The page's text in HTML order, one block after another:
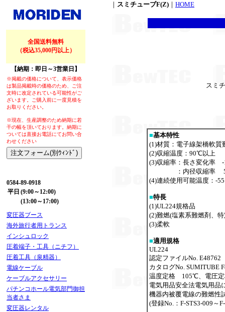
｜ スミチューブF(Z) ｜ HOME
スミ
■基本特性
(1)材質：電子線架橋軟質
(2)収縮温度：90℃以上
(3)収縮率：長さ変化率 -
：内径収縮率
(4)連続使用可能温度：-
■特長
(1)UL224規格品
(2)難燃(塩素系難燃剤、
(3)柔軟
■適用規格
UL224
認定ファイルNo. E48762
カタログNo. SUMITUBE
温度定格 105℃、電圧
電気用品安全法電気用品
機器内被覆電線の難燃性
(登録No.：F-STS3-009～
全国送料無料
（税込35,000円以上）
【納期：即日～3営業日】
※掲載の価格について、表示価格
は製品掲載時の価格のため、ご注
文時に改定されている可能性がご
ざいます。ご購入前に一度見積を
お取りください。
※現在、生産調整のため納期に若
干の幅を頂いております。納期に
ついては直接お電話にてお問い合
わせください
0584-89-0918
平日 (9:00～12:00)
(13:00～17:00)
変圧器ブース
海外旅行者用トランス
インシュロック
圧着端子・工具（ニチフ）
圧着工具（泉精器）
電線ケーブル
ケーブルアクセサリー
パチンコホール電気部門御担
当者さま
変圧器レンタル